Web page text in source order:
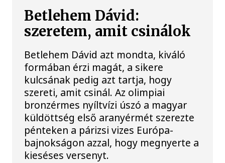
Betlehem Dávid:
szeretem, amit csinálok
Betlehem Dávid azt mondta, kiváló
formában érzi magát, a sikere
kulcsának pedig azt tartja, hogy
szereti, amit csinál. Az olimpiai
bronzérmes nyíltvízi úszó a magyar
küldöttség első aranyérmét szerezte
pénteken a párizsi vizes Európa-
bajnokságon azzal, hogy megnyerte a
kieséses versenyt.